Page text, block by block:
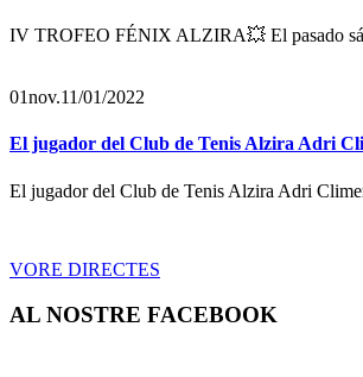
IV TROFEO FÉNIX ALZIRA💥 El pasado
01nov.11/01/2022
El jugador del Club de Tenis Alzira Adri
El jugador del Club de Tenis Alzira Adri
VORE DIRECTES
AL NOSTRE FACEBOOK